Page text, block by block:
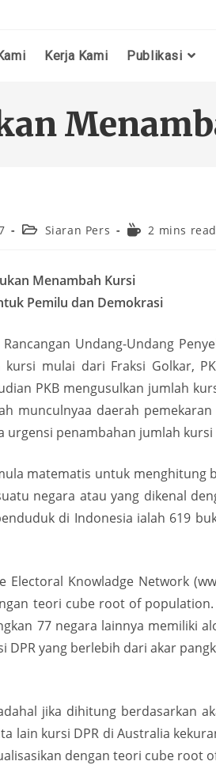
Kerja Kami Publikasi
Siaran Pers 2 mins read
Menambah Kursi
Pemilu dan Demokrasi
Undang-Undang
mulai dari Fraksi Golkar,
PKB mengusulkan jumlah
munculnyaa daerah
urgensi penambahan jumlah
matematis untuk
negara atau yang dikenal
di Indonesia ialah 619
Knowladge Network
teori cube root of
77 negara lainnya memiliki
DPR yang berlebih dari akar
jika dihitung berdasarkan
lain kursi DPR di Australia
dengan teori cube root